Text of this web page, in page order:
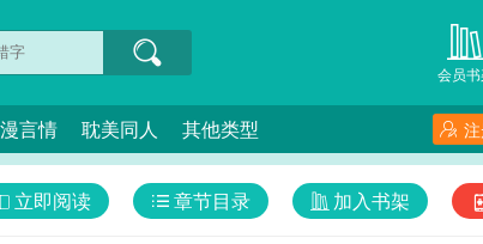
会员
言情 耽美同人 其他类型
加入书架
章节目录
立即阅读